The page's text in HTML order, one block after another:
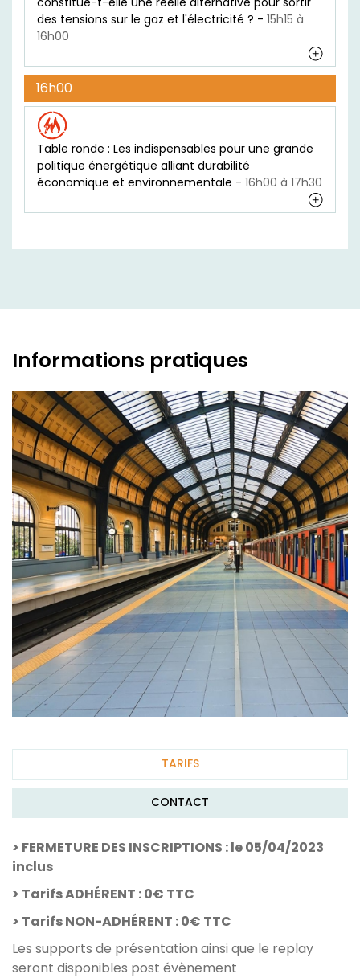
des tensions sur le gaz et l'électricité ? -
16h00
16h00
Table ronde : Les indispensables pour une grande
politique énergétique alliant durabilité
économique et environnementale -
16h00 à 17h30
Informations pratiques
TARIFS
CONTACT
> FERMETURE DES INSCRIPTIONS : le 05/04/2023
inclus
> Tarifs ADHÉRENT : 0€ TTC
> Tarifs NON-ADHÉRENT : 0€ TTC
Les supports de présentation ainsi que le replay
seront disponibles post évènement